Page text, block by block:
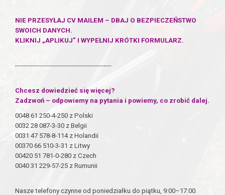
NIE PRZESYŁAJ CV MAILEM – DBAJ O BEZPIECZEŃSTWO
SWOICH DANYCH.
KLIKNIJ „APLIKUJ” I WYPEŁNIJ KRÓTKI FORMULARZ.
------------------------------------------------
Chcesz dowiedzieć się więcej?
Zadzwoń – odpowiemy na pytania i powiemy, co zrobić dalej.
0048 61 250-4-250 z Polski
0032 28 087-3-30 z Belgii
0031 47 578-8-114 z Holandii
00370 66 510-3-31 z Litwy
00420 51 781-0-280 z Czech
0040 31 229-57-25 z Rumunii
Nasze telefony czynne od poniedziałku do piątku, 9:00–17:00.